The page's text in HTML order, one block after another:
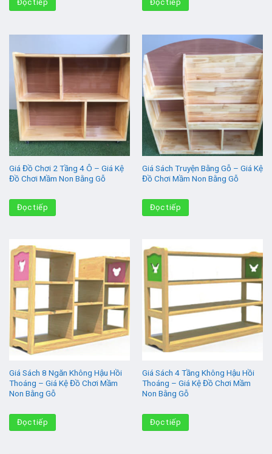
Đọc tiếp Đọc tiếp
Giá Đồ Chơi 2 Tầng 4 Ô – Giá Kệ
Đồ Chơi Mầm Non Bằng Gỗ
Đọc tiếp
Giá Sách Truyện Bằng Gỗ – Giá Kệ
Đồ Chơi Mầm Non Bằng Gỗ
Đọc tiếp
Giá Sách 8 Ngăn Không Hậu Hồi
Thoáng – Giá Kệ Đồ Chơi Mầm
Non Bằng Gỗ
Đọc tiếp
Giá Sách 4 Tầng Không Hậu Hồi
Thoáng – Giá Kệ Đồ Chơi Mầm
Non Bằng Gỗ
Đọc tiếp